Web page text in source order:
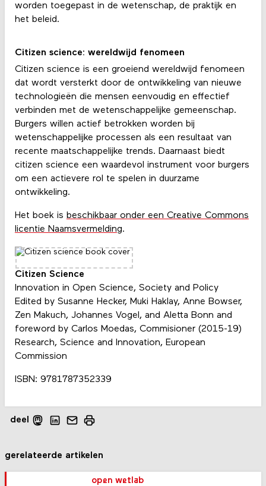
worden toegepast in de wetenschap, de praktijk en
het beleid.
Citizen science: wereldwijd fenomeen
Citizen science is een groeiend wereldwijd fenomeen
dat wordt versterkt door de ontwikkeling van nieuwe
technologieën die mensen eenvoudig en effectief
verbinden met de wetenschappelijke gemeenschap.
Burgers willen actief betrokken worden bij
wetenschappelijke processen als een resultaat van
recente maatschappelijke trends. Daarnaast biedt
citizen science een waardevol instrument voor burgers
om een ​​actievere rol te spelen in duurzame
ontwikkeling.
Het boek is beschikbaar onder een Creative Commons
licentie Naamsvermelding.
Citizen Science
Innovation in Open Science, Society and Policy
Edited by Susanne Hecker, Muki Haklay, Anne Bowser,
Zen Makuch, Johannes Vogel, and Aletta Bonn and
foreword by Carlos Moedas, Commisioner (2015-19)
Research, Science and Innovation, European
Commission
ISBN: 9781787352339
deel
gerelateerde artikelen
open wetlab